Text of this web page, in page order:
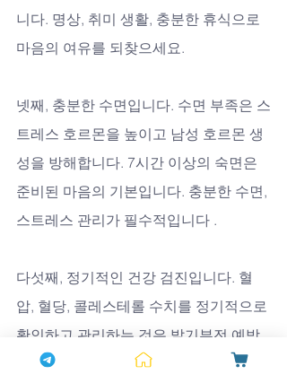
니다. 명상, 취미 생활, 충분한 휴식으로
마음의 여유를 되찾으세요.
넷째, 충분한 수면입니다. 수면 부족은 스
트레스 호르몬을 높이고 남성 호르몬 생
성을 방해합니다. 7시간 이상의 숙면은
준비된 마음의 기본입니다. 충분한 수면,
스트레스 관리가 필수적입니다 .
다섯째, 정기적인 건강 검진입니다. 혈
압, 혈당, 콜레스테롤 수치를 정기적으로
확인하고 관리하는 것은 발기부전 예방
의 핵심입니다. 모든 의약품들이 그렇듯